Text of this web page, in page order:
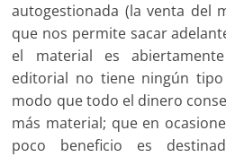
autogestionada (la venta del
que nos permite sacar
el material es
editorial no tiene ningún
modo que todo el dinero
más material; que en
poco beneficio es